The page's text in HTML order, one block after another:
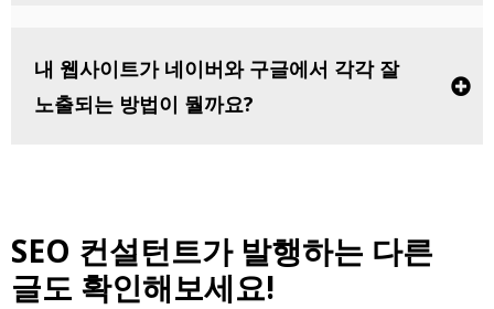
내 웹사이트가 네이버와 구글에서 각각 잘
노출되는 방법이 뭘까요?
SEO 컨설턴트가 발행하는 다른
글도 확인해보세요!